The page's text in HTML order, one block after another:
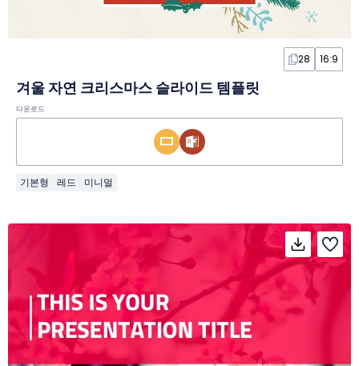
28 16:9
겨울 자연 크리스마스 슬라이드 템플릿
다운로드
기본형 레드 미니멀